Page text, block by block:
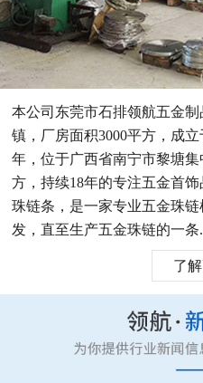
本公司东莞市石排领航五金
镇，厂房面积3000平方，成
年，位于广西省南宁市黎塘
方，持续18年的专注五金首
珠链条，是一家专业五金珠
发，直至生产五金珠链的一条
了